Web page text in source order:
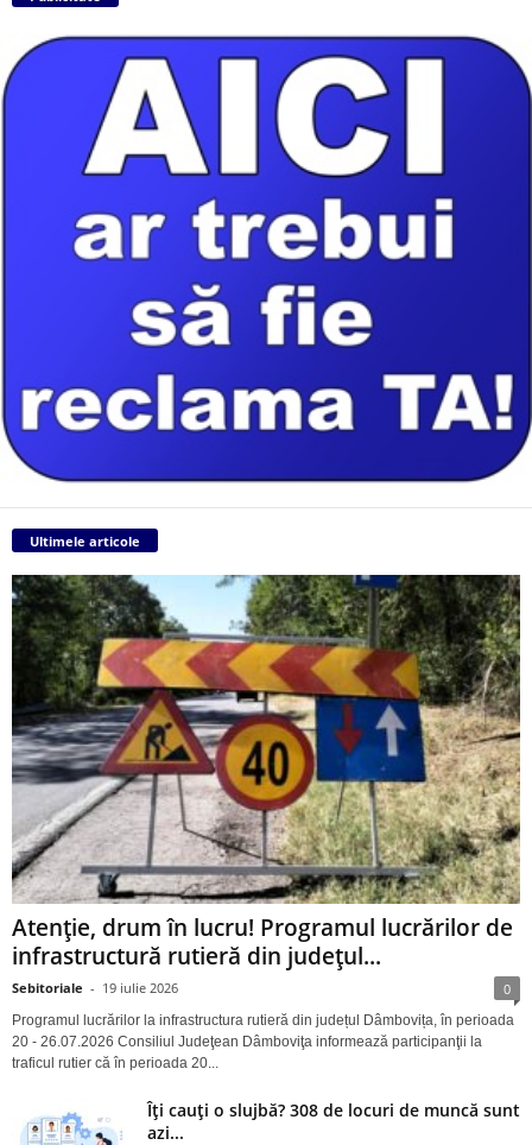
Ultimele articole
Atenție, drum în lucru! Programul lucrărilor de
infrastructură rutieră din județul...
Sebitoriale - 19 iulie 2026 0
Programul lucrărilor la infrastructura rutieră din județul Dâmbovița, în perioada
20 - 26.07.2026 Consiliul Judeţean Dâmboviţa informează participanţii la
traficul rutier că în perioada 20...
Îți cauți o slujbă? 308 de locuri de muncă sunt
azi...